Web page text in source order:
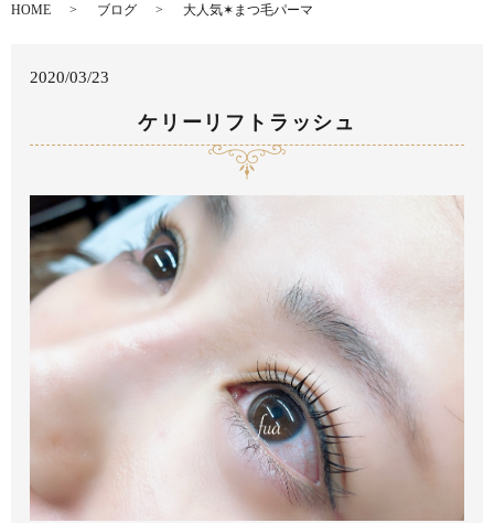
HOME ブログ 大人気✶まつ毛パーマ
2020/03/23
ケリーリフトラッシュ